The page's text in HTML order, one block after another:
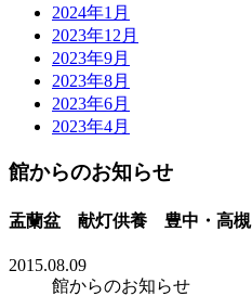
2024年1月
2023年12月
2023年9月
2023年8月
2023年6月
2023年4月
館からのお知らせ
盂蘭盆 献灯供養 豊中・高槻
2015.08.09
館からのお知らせ